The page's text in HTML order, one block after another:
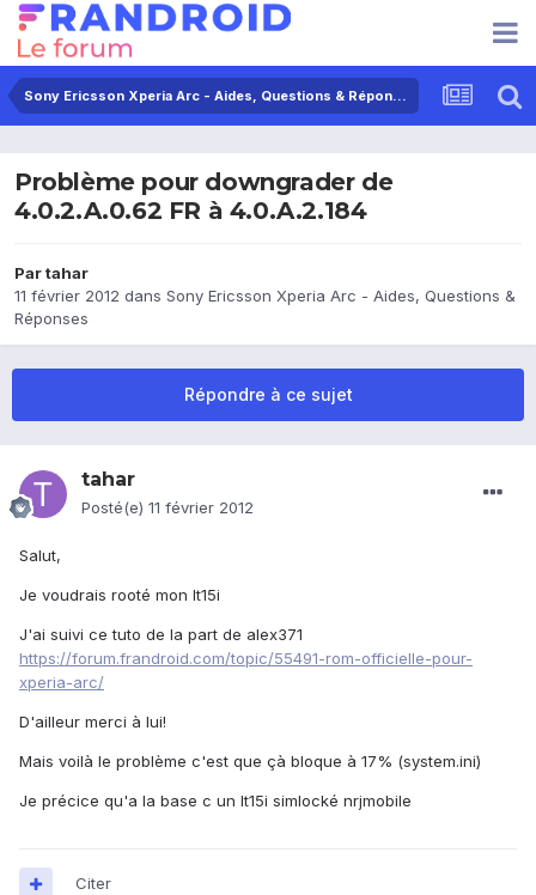
Sony Ericsson Xperia Arc - Aides, Questions & Réponses
Problème pour downgrader de
4.0.2.A.0.62 FR à 4.0.A.2.184
Partahar
11 février 2012 dans Sony Ericsson Xperia Arc - Aides, Questions &
Réponses
Répondre à ce sujet
tahar
Posté(e) 11 février 2012
Salut,
Je voudrais rooté mon lt15i
J'ai suivi ce tuto de la part de alex371
https://forum.frandroid.com/topic/55491-rom-officielle-pour-
xperia-arc/
D'ailleur merci à lui!
Mais voilà le problème c'est que çà bloque à 17% (system.ini)
Je précice qu'a la base c un lt15i simlocké nrjmobile
Citer